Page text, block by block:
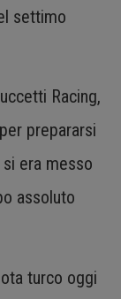
settimo
Racing,
prepararsi
era messo
assoluto
turco oggi